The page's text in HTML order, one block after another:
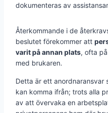
dokumenteras av
Återkommande i de
beslutet förekommer att
varit på annan plats, ofta
med brukaren.
Detta är ett anordnaransvar
kan komma ifrån; trots alla
av att övervaka en